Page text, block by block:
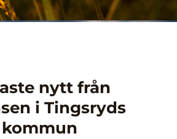
nytt från
i Tingsryds
kommun